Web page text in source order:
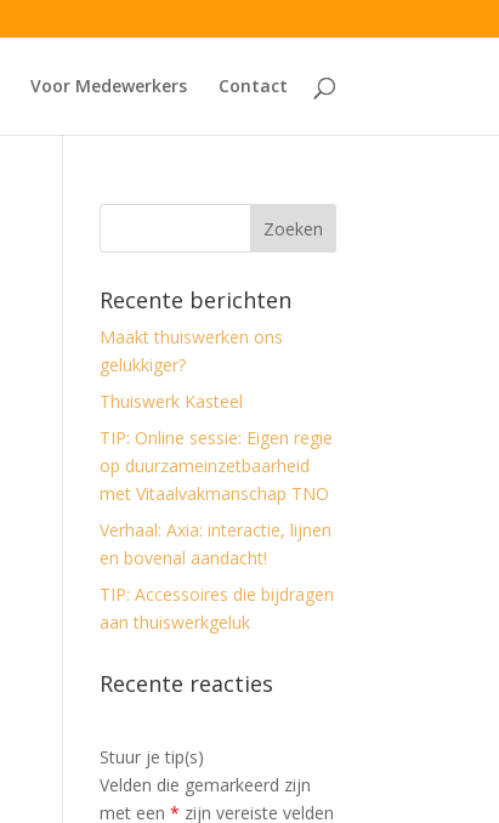
Voor Medewerkers Contact
Recente berichten
Maakt thuiswerken ons
gelukkiger?
Thuiswerk Kasteel
TIP: Online sessie: Eigen regie
op duurzameinzetbaarheid
met Vitaalvakmanschap TNO
Verhaal: Axia: interactie, lijnen
en bovenal aandacht!
TIP: Accessoires die bijdragen
aan thuiswerkgeluk
Recente reacties
Stuur je tip(s)
Velden die gemarkeerd zijn
met een* zijn vereiste velden